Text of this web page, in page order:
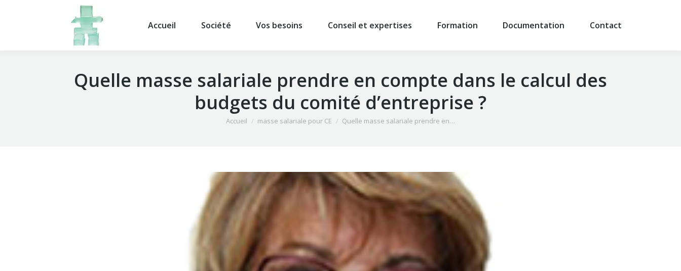
Accueil Société Vos besoins Conseil et expertises Formation Documentation Contact
Quelle masse salariale prendre en compte dans le calcul des
budgets du comité d’entreprise ?
Vous êtes ici :
Accueil masse salariale pour CE Quelle masse salariale prendre en…